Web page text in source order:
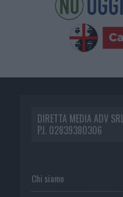
DIRETTA MEDIA ADV SRL
P.I. 02839380306
Chi siamo